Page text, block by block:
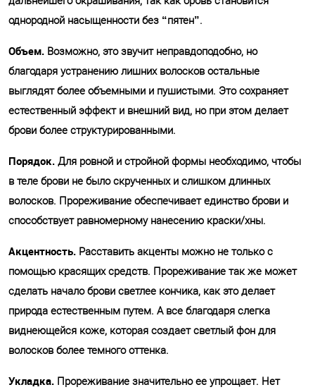
однородной насыщенности без “пятен”.
Объем. Возможно, это звучит неправдоподобно, но
благодаря устранению лишних волосков остальные
выглядят более объемными и пушистыми. Это сохраняет
естественный эффект и внешний вид, но при этом делает
брови более структурированными.
Порядок. Для ровной и стройной формы необходимо, чтобы
в теле брови не было скрученных и слишком длинных
волосков. Прореживание обеспечивает единство брови и
способствует равномерному нанесению краски/хны.
Акцентность. Расставить акценты можно не только с
помощью красящих средств. Прореживание так же может
сделать начало брови светлее кончика, как это делает
природа естественным путем. А все благодаря слегка
виднеющейся коже, которая создает светлый фон для
волосков более темного оттенка.
Укладка. Прореживание значительно ее упрощает. Нет